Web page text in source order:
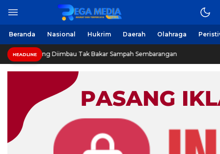
Beranda Nasional Hukrim Daerah Olahraga
HEADLINE
Diimbau Tak Bakar Sampah Sembarangan